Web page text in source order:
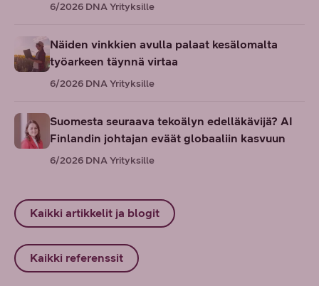
6/2026 DNA Yrityksille
Näiden vinkkien avulla palaat kesälomalta
työarkeen täynnä virtaa
6/2026 DNA Yrityksille
Suomesta seuraava tekoälyn edelläkävijä? AI
Finlandin johtajan eväät globaaliin kasvuun
6/2026 DNA Yrityksille
Kaikki artikkelit ja blogit
Kaikki referenssit